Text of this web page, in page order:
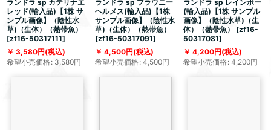
ランドラ sp カテリナエ
レッド(輸入品)【1株 サ
ンプル画像】（陰性水
草)（生体）（熱帯魚）
[zf16-50317111]
3,580円(税込)
希望小売価格: 3,580円
ランドラ sp ブラウニー
ヘルメス(輸入品)【1株
サンプル画像】（陰性水
草)（生体）（熱帯魚）
[zf16-50317091]
4,500円(税込)
希望小売価格: 4,500円
ランドラ sp レインボー
(輸入品)【1株 サンプル
画像】（陰性水草)（生
体）（熱帯魚）
[zf16-
50317081]
4,200円(税込)
希望小売価格: 4,200円